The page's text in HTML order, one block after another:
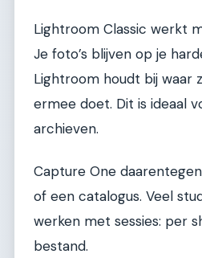
Lightroom Classic werkt
Je foto’s blijven op je
Lightroom houdt bij waar
ermee doet. Dit is ideaal
archieven.
Capture One
of een catalogus. Veel
werken met sessies: per
bestand.